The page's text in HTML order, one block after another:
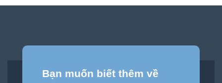
Bạn muốn biết thêm về